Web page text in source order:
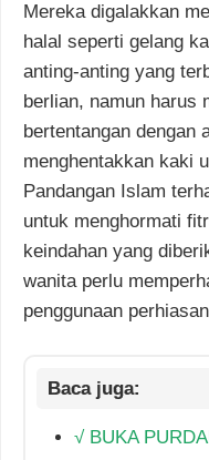
Mereka digalakkan
halal seperti gelang
anting-anting yang
berlian, namun harus
bertentangan dengan
menghentakkan kaki
Pandangan Islam
untuk menghormati
keindahan yang
wanita perlu
penggunaan
√ BUKA